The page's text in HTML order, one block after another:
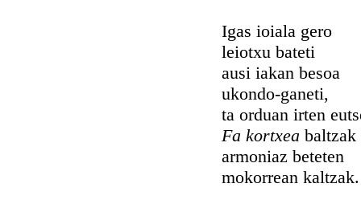
Igas ioiala gero
leiotxu bateti
ausi iakan besoa
ukondo-ganeti,
ta orduan irten
Fa kortxea baltzak
armoniaz beteten
mokorrean kaltzak.